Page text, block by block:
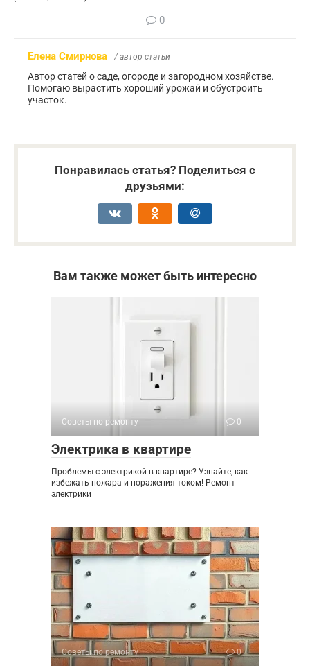
0
Елена Смирнова / автор статьи
Автор статей о саде, огороде и загородном хозяйстве.
Помогаю вырастить хороший урожай и обустроить
участок.
Понравилась статья? Поделиться с
друзьями:
Вам также может быть интересно
Советы по ремонту 0
Электрика в квартире
Проблемы с электрикой в квартире? Узнайте, как
избежать пожара и поражения током! Ремонт
электрики
Советы по ремонту 0